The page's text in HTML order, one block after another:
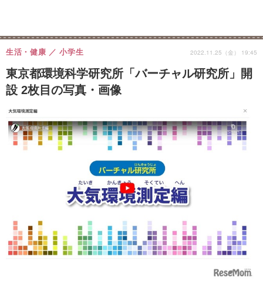
東京都環境科学研究所「バーチャル研究所」開
設 2枚目の写真・画像
生活・健康 小学生 2022.11.25（金） 19:45